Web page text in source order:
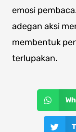
emosi
adegan aksi
membentuk
terlupakan.